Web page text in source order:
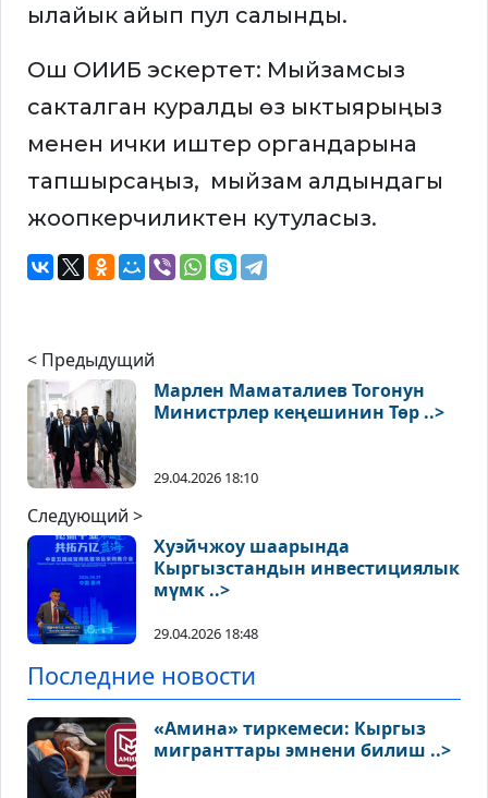
ылайык айып пул салынды.
Ош ОИИБ эскертет: Мыйзамсыз
сакталган куралды өз ыктыярыңыз
менен ички иштер органдарына
тапшырсаңыз, мыйзам алдындагы
жоопкерчиликтен кутуласыз.
< Предыдущий
Марлен Маматалиев Тогонун
Министрлер кеңешинин Төр ..>
29.04.2026 18:10
Следующий >
Хуэйчжоу шаарында
Кыргызстандын инвестициялык
мүмк ..>
29.04.2026 18:48
Последние новости
«Амина» тиркемеси: Кыргыз
мигранттары эмнени билиш ..>